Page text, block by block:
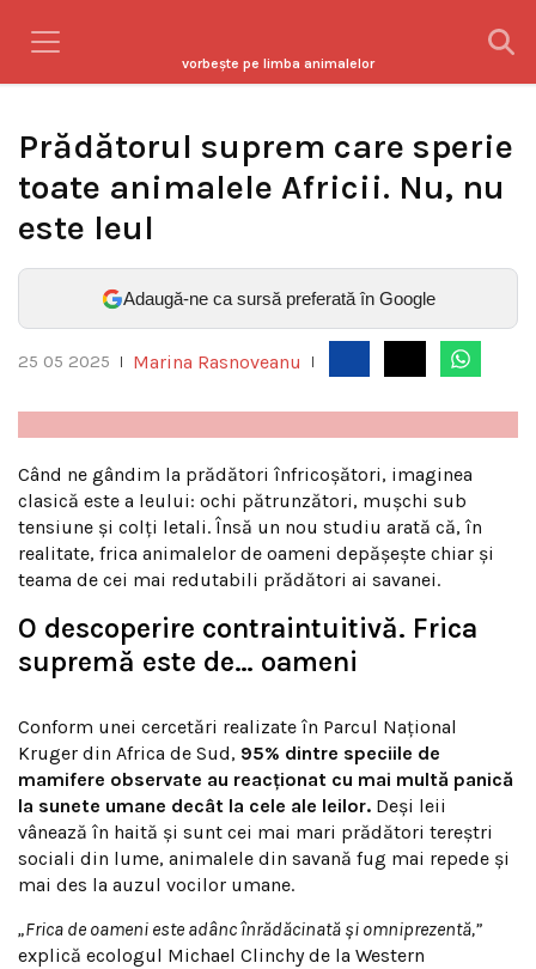
vorbeşte pe limba animalelor
Prădătorul suprem care sperie
toate animalele Africii. Nu, nu
este leul
Adaugă-ne ca sursă preferată în Google
25 05 2025 Marina Rasnoveanu
Când ne gândim la prădători înfricoșători, imaginea
clasică este a leului: ochi pătrunzători, mușchi sub
tensiune și colți letali. Însă un nou studiu arată că, în
realitate, frica animalelor de oameni depășește chiar și
teama de cei mai redutabili prădători ai savanei.
O descoperire contraintuitivă. Frica
supremă este de… oameni
Conform unei cercetări realizate în Parcul Național
Kruger din Africa de Sud, 95% dintre speciile de
mamifere observate au reacționat cu mai multă panică
la sunete umane decât la cele ale leilor. Deși leii
vânează în haită și sunt cei mai mari prădători tereștri
sociali din lume, animalele din savană fug mai repede și
mai des la auzul vocilor umane.
„Frica de oameni este adânc înrădăcinată și omniprezentă,”
explică ecologul Michael Clinchy de la Western